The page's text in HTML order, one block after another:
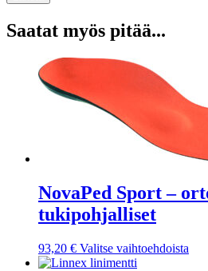
Saatat myös pitää...
NovaPed Sport –
tukipohjalliset
93,20 € Valitse vaihtoehdoista